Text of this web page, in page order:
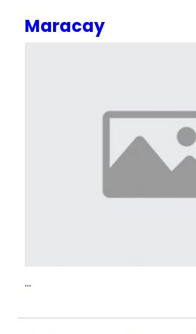
Maracay
...